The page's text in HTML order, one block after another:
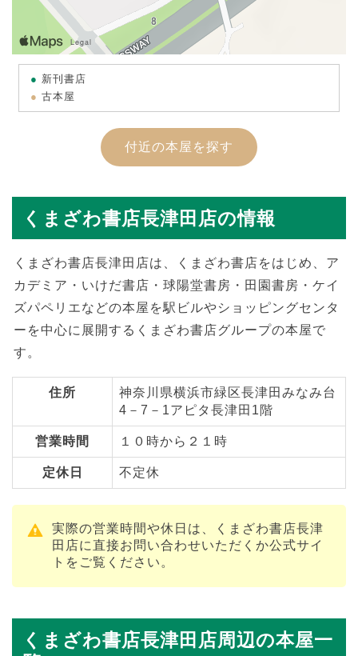
新刊書店
古本屋
付近の本屋を探す
くまざわ書店長津田店の情報
くまざわ書店長津田店は、くまざわ書店をはじめ、ア
カデミア・いけだ書店・球陽堂書房・田園書房・ケイ
ズパペリエなどの本屋を駅ビルやショッピングセンタ
ーを中心に展開するくまざわ書店グループの本屋で
す。
住所
神奈川県横浜市緑区長津田みなみ台
4－7－1アピタ長津田1階
営業時間 １０時から２１時
定休日 不定休
実際の営業時間や休日は、くまざわ書店長津
田店に直接お問い合わせいただくか公式サイ
トをご覧ください。
くまざわ書店長津田店周辺の本屋一